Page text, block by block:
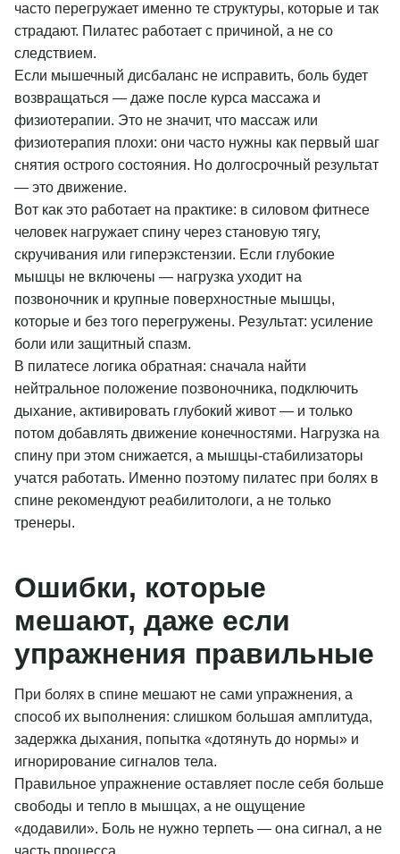
часто перегружает именно те структуры, которые и так
страдают. Пилатес работает с причиной, а не со
следствием.
Если мышечный дисбаланс не исправить, боль будет
возвращаться — даже после курса массажа и
физиотерапии. Это не значит, что массаж или
физиотерапия плохи: они часто нужны как первый шаг
снятия острого состояния. Но долгосрочный результат
— это движение.
Вот как это работает на практике: в силовом фитнесе
человек нагружает спину через становую тягу,
скручивания или гиперэкстензии. Если глубокие
мышцы не включены — нагрузка уходит на
позвоночник и крупные поверхностные мышцы,
которые и без того перегружены. Результат: усиление
боли или защитный спазм.
В пилатесе логика обратная: сначала найти
нейтральное положение позвоночника, подключить
дыхание, активировать глубокий живот — и только
потом добавлять движение конечностями. Нагрузка на
спину при этом снижается, а мышцы-стабилизаторы
учатся работать. Именно поэтому пилатес при болях в
спине рекомендуют реабилитологи, а не только
тренеры.
Ошибки, которые
мешают, даже если
упражнения правильные
При болях в спине мешают не сами упражнения, а
способ их выполнения: слишком большая амплитуда,
задержка дыхания, попытка «дотянуть до нормы» и
игнорирование сигналов тела.
Правильное упражнение оставляет после себя больше
свободы и тепло в мышцах, а не ощущение
«додавили». Боль не нужно терпеть — она сигнал, а не
часть процесса.